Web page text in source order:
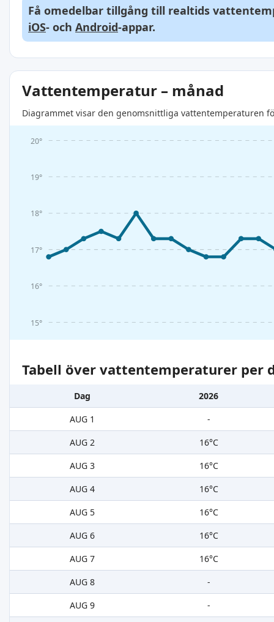
Få omedelbar tillgång till realtids
iOS- och Android-appar.
Vattentemperatur – månad
Diagrammet visar den genomsnittliga vattentemperaturen
15°
16°
17°
18°
19°
20°
Tabell över vattentemperaturer per
Dag
2026
AUG 1
-
AUG 2
16°C
AUG 3
16°C
AUG 4
16°C
AUG 5
16°C
AUG 6
16°C
AUG 7
16°C
AUG 8
-
AUG 9
-